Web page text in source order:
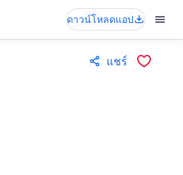
ดาวน์โหลดแอป
แชร์